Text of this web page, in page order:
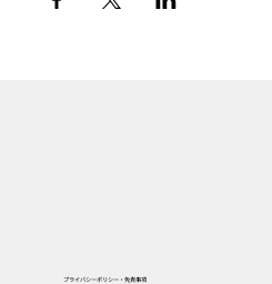
プライバシーポリシー・免責事項